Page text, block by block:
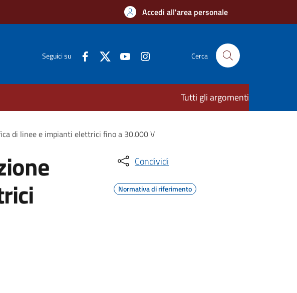
Accedi all'area personale
Seguici su Cerca
Tutti gli argomenti
di linee e impianti elettrici fino a 30.000 V
Condividi
Normativa di riferimento